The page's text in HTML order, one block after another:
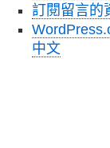
訂閱留言的
中文